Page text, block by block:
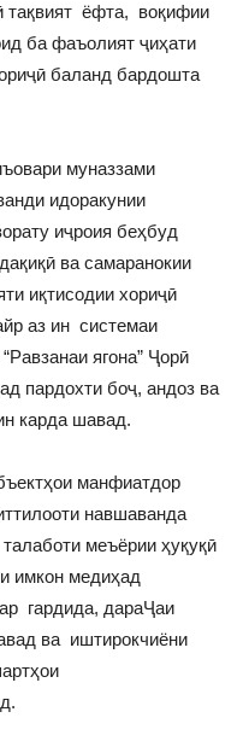
тақвият ёфта, воқифии
ба фаъолият ҷиҳати
баланд бардошта
муназзами
идоракунии
иҷроия беҳбуд
ва самаранокии
иқтисодии хориҷӣ
аз ин системаи
ягона” Ҷорӣ
пардохти боҷ, андоз ва
карда шавад.
манфиатдор
навшаванда
меъёрии ҳуқуқӣ
имкон медиҳад
гардида, дараҶаи
ва иштирокчиёни